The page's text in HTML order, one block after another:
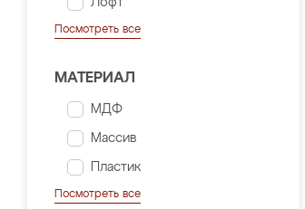
Лофт
Посмотреть все
МАТЕРИАЛ
МДФ
Массив
Пластик
Посмотреть все